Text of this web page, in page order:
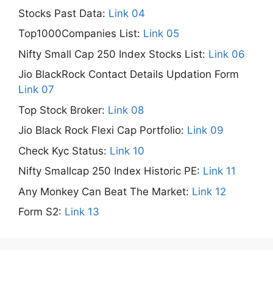
Stocks Past Data: Link 04
Top1000Companies List: Link 05
Nifty Small Cap 250 Index Stocks List: Link 06
Jio BlackRock Contact Details Updation Form
Link 07
Top Stock Broker: Link 08
Jio Black Rock Flexi Cap Portfolio: Link 09
Check Kyc Status: Link 10
Nifty Smallcap 250 Index Historic PE: Link 11
Any Monkey Can Beat The Market: Link 12
Form S2: Link 13